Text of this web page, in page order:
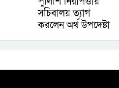
সচিবালয় ত্যাগ
করলেন অর্থ উপদেষ্টা